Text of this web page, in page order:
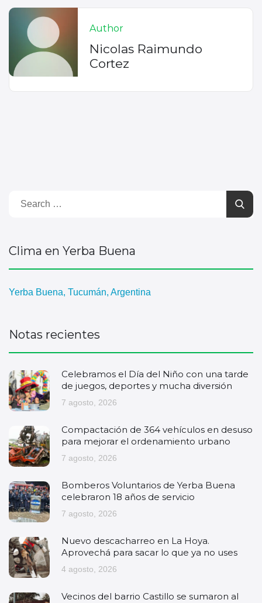
Author
Nicolas Raimundo
Cortez
Clima en Yerba Buena
Yerba Buena, Tucumán, Argentina
Notas recientes
Celebramos el Día del Niño con una tarde
de juegos, deportes y mucha diversión
7 agosto, 2026
Compactación de 364 vehículos en desuso
para mejorar el ordenamiento urbano
7 agosto, 2026
Bomberos Voluntarios de Yerba Buena
celebraron 18 años de servicio
7 agosto, 2026
Nuevo descacharreo en La Hoya.
Aprovechá para sacar lo que ya no uses
4 agosto, 2026
Vecinos del barrio Castillo se sumaron al